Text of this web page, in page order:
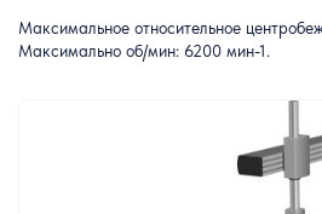
Максимальное относительное
Максимально об/мин: 6200 мин-1.